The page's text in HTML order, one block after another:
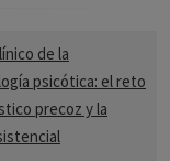
de la
psicótica: el reto
precoz y la